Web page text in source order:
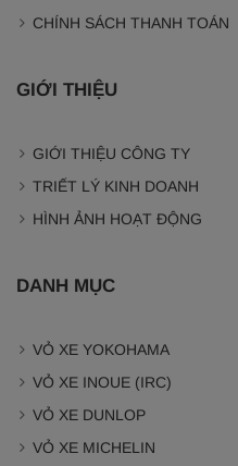
CHÍNH SÁCH THANH TOÁN
GIỚI THIỆU
GIỚI THIỆU CÔNG TY
TRIẾT LÝ KINH DOANH
HÌNH ẢNH HOẠT ĐỘNG
DANH MỤC
VỎ XE YOKOHAMA
VỎ XE INOUE (IRC)
VỎ XE DUNLOP
VỎ XE MICHELIN